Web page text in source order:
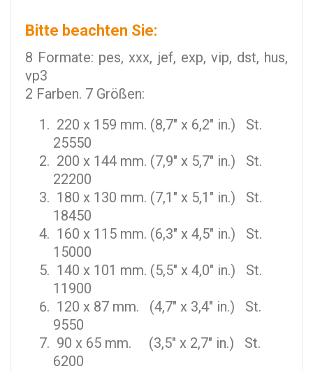
Bitte beachten Sie:
8 Formate: pes, xxx, jef, exp, vip, dst, hus,
vp3
2 Farben. 7 Größen:
220 x 159 mm. (8,7" x 6,2" in.) St.
25550
200 x 144 mm. (7,9" x 5,7" in.) St.
22200
180 x 130 mm. (7,1" x 5,1" in.) St.
18450
160 x 115 mm. (6,3" x 4,5" in.) St.
15000
140 x 101 mm. (5,5" x 4,0" in.) St.
11900
120 x 87 mm. (4,7" x 3,4" in.) St.
9550
90 x 65 mm. (3,5" x 2,7" in.) St.
6200